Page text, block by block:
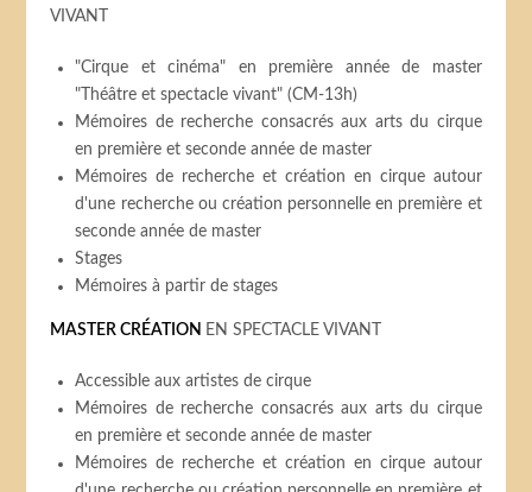
VIVANT
"Cirque et cinéma" en première année de master
"Théâtre et spectacle vivant" (CM-13h)
Mémoires de recherche consacrés aux arts du cirque
en première et seconde année de master
Mémoires de recherche et création en cirque autour
d'une recherche ou création personnelle en première et
seconde année de master
Stages
Mémoires à partir de stages
MASTER CRÉATION EN SPECTACLE VIVANT
Accessible aux artistes de cirque
Mémoires de recherche consacrés aux arts du cirque
en première et seconde année de master
Mémoires de recherche et création en cirque autour